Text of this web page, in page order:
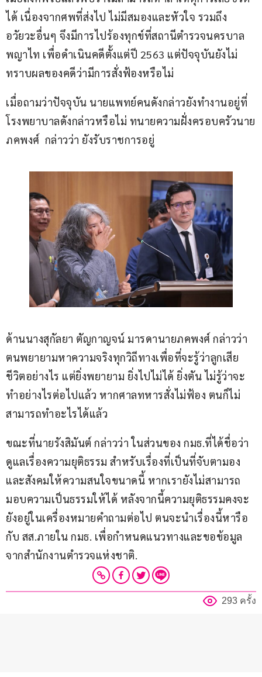
ได้ เนื่องจากศพที่ส่งไป ไม่มีสมองและหัวใจ รวมถึง
อวัยวะอื่นๆ จึงมีการไปร้องทุกข์ที่สถานีตำรวจนครบาล
พญาไท เพื่อดำเนินคดีตั้งแต่ปี 2563 แต่ปัจจุบันยังไม่
ทราบผลของคดีว่ามีการสั่งฟ้องหรือไม่
เมื่อถามว่าปัจจุบัน นายแพทย์คนดังกล่าวยังทำงานอยู่ที่
โรงพยาบาลดังกล่าวหรือไม่ ทนายความฝั่งครอบครัวนาย
ภคพงศ์  กล่าวว่า ยังรับราชการอยู่
ด้านนางสุกัลยา ตัญกาญจน์ มารดานายภคพงศ์ กล่าวว่า
ตนพยายามหาความจริงทุกวิถีทางเพื่อที่จะรู้ว่าลูกเสีย
ชีวิตอย่างไร แต่ยิ่งพยายาม ยิ่งไปไม่ได้ ยิ่งตัน ไม่รู้ว่าจะ
ทำอย่างไรต่อไปแล้ว หากศาลทหารสั่งไม่ฟ้อง ตนก็ไม่
สามารถทำอะไรได้แล้ว
ขณะที่นายรังสิมันต์ กล่าวว่า ในส่วนของ กมธ.ที่ได้ชื่อว่า
ดูแลเรื่องความยุติธรรม สำหรับเรื่องที่เป็นที่จับตามอง
และสังคมให้ความสนใจขนาดนี้ หากเรายังไม่สามารถ
มอบความเป็นธรรมให้ได้ หลังจากนี้ความยุติธรรมคงจะ
ยังอยู่ในเครื่องหมายคำถามต่อไป ตนจะนำเรื่องนี้หารือ
กับ สส.ภายใน กมธ. เพื่อกำหนดแนวทางและขอข้อมูล
จากสำนักงานตำรวจแห่งชาติ.
293 ครั้ง